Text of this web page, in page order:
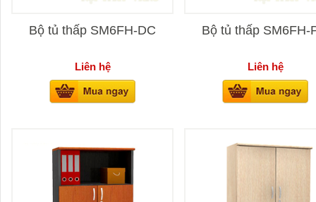
Bộ tủ thấp SM6FH-DC
Liên hệ
Bộ tủ thấp SM6FH-
Liên hệ